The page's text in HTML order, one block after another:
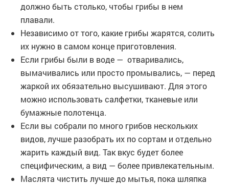
должно быть столько, чтобы грибы в нем
плавали.
Независимо от того, какие грибы жарятся, солить
их нужно в самом конце приготовления.
Если грибы были в воде — отваривались,
вымачивались или просто промывались, — перед
жаркой их обязательно высушивают. Для этого
можно использовать салфетки, тканевые или
бумажные полотенца.
Если вы собрали по много грибов нескольких
видов, лучше разобрать их по сортам и отдельно
жарить каждый вид. Так вкус будет более
специфическим, а вид — более привлекательным.
Маслята чистить лучше до мытья, пока шляпка